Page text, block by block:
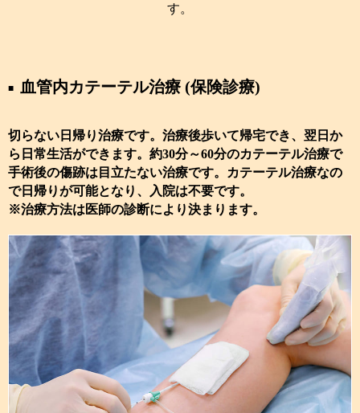
す。
血管内カテーテル治療 (保険診療)
切らない日帰り治療です。治療後歩いて帰宅でき、翌日か
ら日常生活ができます。約30分～60分のカテーテル治療で
手術後の傷跡は目立たない治療です。カテーテル治療なの
で日帰りが可能となり、入院は不要です。
※治療方法は医師の診断により決まります。